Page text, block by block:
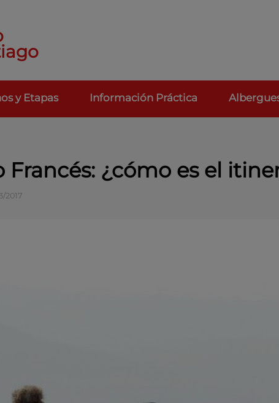
y Etapas Información Práctica
Francés: ¿cómo es el
2017